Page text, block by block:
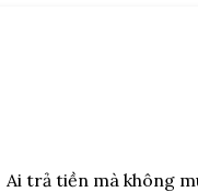
Ai trả tiền mà không